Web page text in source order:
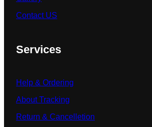
Contact US
Services
Help & Ordering
About Tracking
Return & Cancelletion